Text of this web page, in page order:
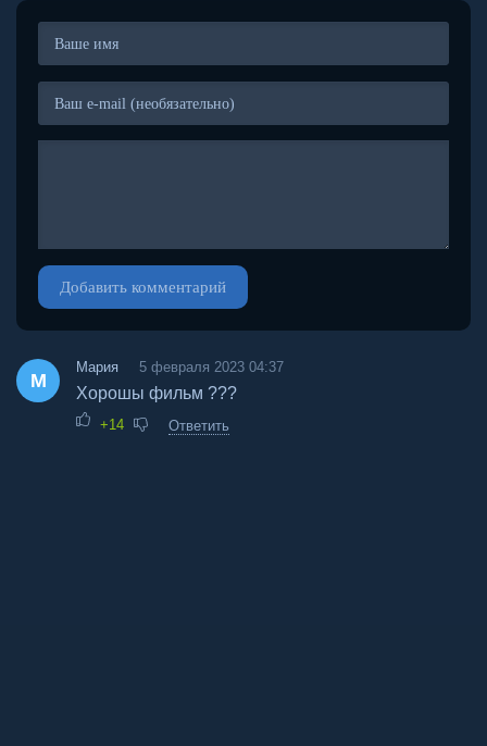
Добавить комментарий
М
Мария 5 февраля 2023 04:37
Хорошы фильм ???
+14 Ответить